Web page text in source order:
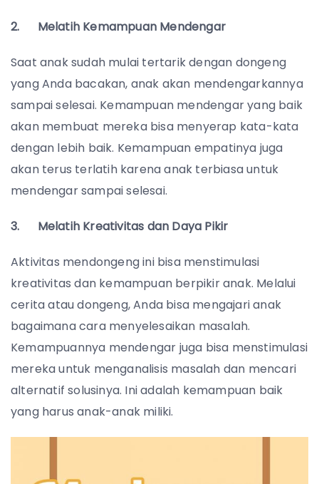
2. Melatih Kemampuan Mendengar
Saat anak sudah mulai tertarik dengan dongeng
yang Anda bacakan, anak akan mendengarkannya
sampai selesai. Kemampuan mendengar yang baik
akan membuat mereka bisa menyerap kata-kata
dengan lebih baik. Kemampuan empatinya juga
akan terus terlatih karena anak terbiasa untuk
mendengar sampai selesai.
3. Melatih Kreativitas dan Daya Pikir
Aktivitas mendongeng ini bisa menstimulasi
kreativitas dan kemampuan berpikir anak. Melalui
cerita atau dongeng, Anda bisa mengajari anak
bagaimana cara menyelesaikan masalah.
Kemampuannya mendengar juga bisa menstimulasi
mereka untuk menganalisis masalah dan mencari
alternatif solusinya. Ini adalah kemampuan baik
yang harus anak-anak miliki.